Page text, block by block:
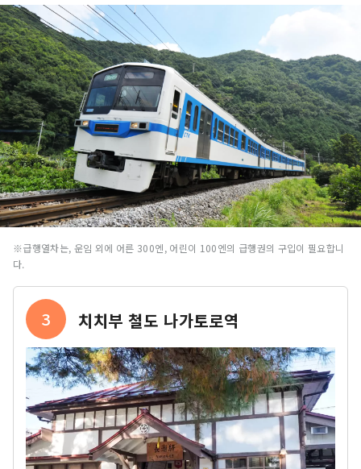
※급행열차는, 운임 외에 어른 300엔, 어린이 100엔의 급행권의 구입이 필요합니
다.
3 치치부 철도 나가토로역